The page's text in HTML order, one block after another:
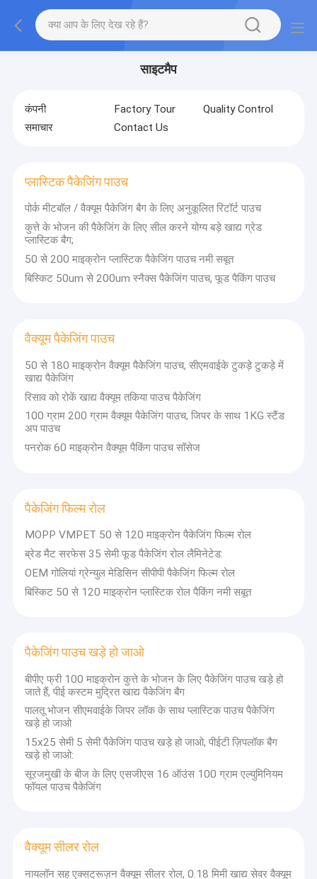
साइटमैप
कंपनी Factory Tour
Quality Control
समाचार
Contact Us
प्लास्टिक पैकेजिंग पाउच
पोर्क मीटबॉल / वैक्यूम पैकेजिंग बैग के लिए अनुकूलित रिटॉर्ट पाउच
कुत्ते के भोजन की पैकेजिंग के लिए सील करने योग्य बड़े खाद्य ग्रेड
प्लास्टिक बैग;
50 से 200 माइक्रोन प्लास्टिक पैकेजिंग पाउच नमी सबूत
बिस्किट 50um से 200um स्नैक्स पैकेजिंग पाउच, फूड पैकिंग पाउच
वैक्यूम पैकेजिंग पाउच
50 से 180 माइक्रोन वैक्यूम पैकेजिंग पाउच, सीएमवाईके टुकड़े टुकड़े में
खाद्य पैकेजिंग
रिसाव को रोकें खाद्य वैक्यूम तकिया पाउच पैकेजिंग
100 ग्राम 200 ग्राम वैक्यूम पैकेजिंग पाउच, जिपर के साथ 1KG स्टैंड
अप पाउच
पनरोक 60 माइक्रोन वैक्यूम पैकिंग पाउच सॉसेज
पैकेजिंग फिल्म रोल
MOPP VMPET 50 से 120 माइक्रोन पैकेजिंग फिल्म रोल
ब्रेड मैट सरफेस 35 सेमी फूड पैकेजिंग रोल लैमिनेटेड:
OEM गोलियां ग्रेन्युल मेडिसिन सीपीपी पैकेजिंग फिल्म रोल
बिस्किट 50 से 120 माइक्रोन प्लास्टिक रोल पैकिंग नमी सबूत
पैकेजिंग पाउच खड़े हो जाओ
बीपीए फ्री 100 माइक्रोन कुत्ते के भोजन के लिए पैकेजिंग पाउच खड़े हो
जाते हैं, पीई कस्टम मुद्रित खाद्य पैकेजिंग बैग
पालतू भोजन सीएमवाईके जिपर लॉक के साथ प्लास्टिक पाउच पैकेजिंग
खड़े हो जाओ
15x25 सेमी 5 सेमी पैकेजिंग पाउच खड़े हो जाओ, पीईटी ज़िपलॉक बैग
खड़े हो जाओ:
सूरजमुखी के बीज के लिए एसजीएस 16 ऑउंस 100 ग्राम एल्युमिनियम
फॉयल पाउच पैकेजिंग
वैक्यूम सीलर रोल
नायलॉन सह एक्सट्रूज़न वैक्यूम सीलर रोल, 0.18 मिमी खाद्य सेवर वैक्यूम